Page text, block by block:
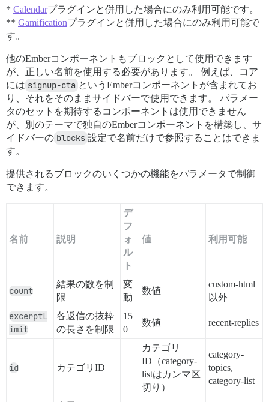
* Calendarプラグインと併用した場合にのみ利用可能です。
** Gamificationプラグインと併用した場合にのみ利用可能で
す。
他のEmberコンポーネントもブロックとして使用できます
が、正しい名前を使用する必要があります。 例えば、コア
には signup-cta というEmberコンポーネントが含まれてお
り、それをそのままサイドバーで使用できます。 パラメー
タのセットを期待するコンポーネントは使用できません
が、別のテーマで独自のEmberコンポーネントを構築し、サ
イドバーの blocks 設定で名前だけで参照することはできま
す。
提供されるブロックのいくつかの機能をパラメータで制御
できます。
名前 説明
デ
フ
ォ
ル
ト
値 利用可能
count
結果の数を制
限
変
動
数値
custom-html
以外
excerptL
imit
各返信の抜粋
の長さを制限
15
0
数値 recent-replies
id カテゴリID
カテゴリ
ID（category-
listはカンマ区
切り）
category-
topics,
category-list